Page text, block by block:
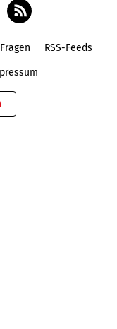
RSS-Feeds